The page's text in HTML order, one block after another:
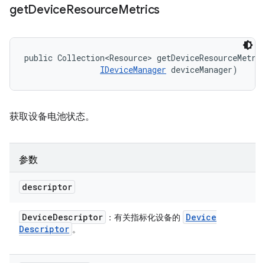
getDeviceResourceMetrics
public Collection<Resource>
IDeviceManager deviceManager)
获取设备电池状态。
参数
descriptor
DeviceDescriptor ：有关指标化设备的
Device
Descriptor 。